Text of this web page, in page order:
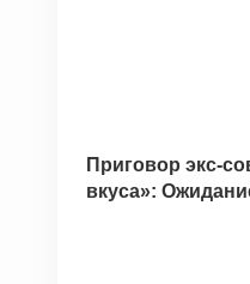
Приговор экс-
вкуса»: